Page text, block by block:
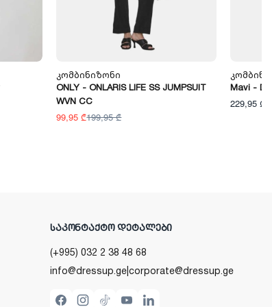
Კომბინიზონი
ONLY - ONLARIS LIFE SS JUMPSUIT
WVN CC
99,95 ₾199,95 ₾
Mavi -
229,95 ₾
ᲡᲐᲙᲝᲜᲢᲐᲥᲢᲝ ᲓᲔᲢᲐᲚᲔᲑᲘ
(+995) 032 2 38 48 68
info@dressup.gecorporate@dressup.ge